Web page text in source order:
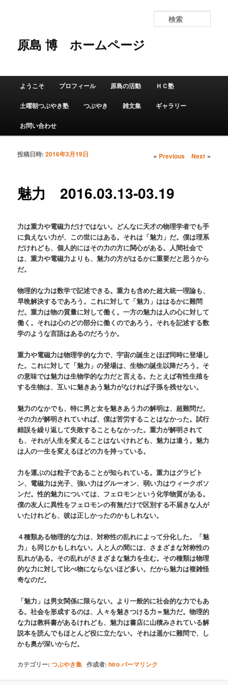
原島 博ホームページ
索
メインメニュー
メインコンテンツへ移動
サブコンテンツへ移動
ようこそ プロフィール 原島の活動 ＨＣ塾
土曜朝つぶやき塾 つぶやき 雑文集 ギャラリー
お問い合わせ
投稿ナビゲーショ
« Previous Next»
魅力 2016.03.13-03.19
投稿日時:2016年3月19日
力は重力や電磁力だけではない。どんなに天才の物理学者でも手
に負えない力が、この世にはある。それは「魅力」だ。僕は理系
だけれども、個人的にはその力の方に関心がある。人間社会で
は、重力や電磁力よりも、魅力の方がはるかに重要だと思うから
だ。
物理的な力は数学で記述できる。重力も含めた超大統一理論も、
早晩解決するであろう。これに対して「魅力」ははるかに難問
だ。重力は物の質量に対して働く。一方の魅力は人の心に対して
働く。それは心のどの部分に働くのであろう。それを記述する数
学のような言語はあるのだろうか。
重力や電磁力は物理学的な力で、宇宙の誕生とほぼ同時に登場し
た。これに対して「魅力」の登場は、生物の誕生以降だろう。そ
の意味では魅力は生物学的な力だと言える。たとえば有性生殖を
する生物は、互いに魅きあう魅力がなければ子孫を残せない。
魅力のなかでも、特に男と女を魅きあう力の解明は、超難問だ。
その力が解明されていれば、僕は苦労することはなかった。試行
錯誤を繰り返して失敗することもなかった。重力が解明されて
も、それが人生を変えることはないけれども、魅力は違う。魅力
は人の一生を変えるほどの力を持っている。
力を運ぶのは粒子であることが知られている。重力はグラビト
ン、電磁力は光子、強い力はグルーオン、弱い力はウィークボソ
ンだ。性的魅力については、フェロモンという化学物質がある。
僕の友人に異性をフェロモンの有無だけで区別する不届きな人が
いたけれども、彼は正しかったのかもしれない。
４種類ある物理的な力は、対称性の乱れによって分化した。「魅
力」も同じかもしれない。人と人の間には、さまざまな対称性の
乱れがある。その乱れがさまざまな魅力を生む。その種類は物理
的な力に対して比べ物にならないほど多い。だから魅力は複雑怪
奇なのだ。
「魅力」は男女関係に限らない。より一般的に社会的な力でもあ
る。社会を形成するのは、人々を魅きつける力＝魅力だ。物理的
な力は教科書があるけれども、魅力は書店に山積みされている解
説本を読んでもほとんど役に立たない。それは遥かに難問で、し
かも奥が深いからだ。
カテゴリー:つぶやき集 作成者:hiroパーマリンク